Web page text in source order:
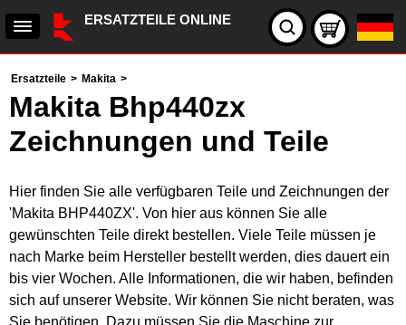
ERSATZTEILE ONLINE
Ersatzteile > Makita >
Makita Bhp440zx
Zeichnungen und Teile
Hier finden Sie alle verfügbaren Teile und Zeichnungen der
'Makita BHP440ZX'. Von hier aus können Sie alle
gewünschten Teile direkt bestellen. Viele Teile müssen je
nach Marke beim Hersteller bestellt werden, dies dauert ein
bis vier Wochen. Alle Informationen, die wir haben, befinden
sich auf unserer Website. Wir können Sie nicht beraten, was
Sie benötigen. Dazu müssen Sie die Maschine zur